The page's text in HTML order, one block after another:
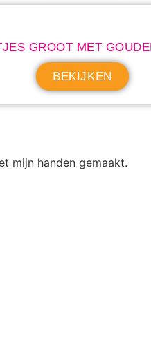
GROOT MET
BEKIJKEN
mijn handen gemaakt.